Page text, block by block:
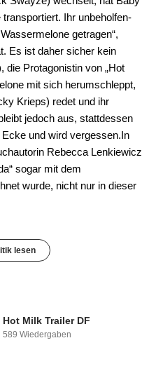
Ihr unbeholfen-
getragen“,
Es ist daher sicher kein
Protagonistin von „Hot
mit sich herumschleppt,
Krieps) redet und ihr
jedoch aus, stattdessen
und wird vergessen.In
Rebecca Lenkiewicz
sogar mit dem
wurde, nicht nur in dieser
lesen
Hot Milk Trailer DF
589 Wiedergaben